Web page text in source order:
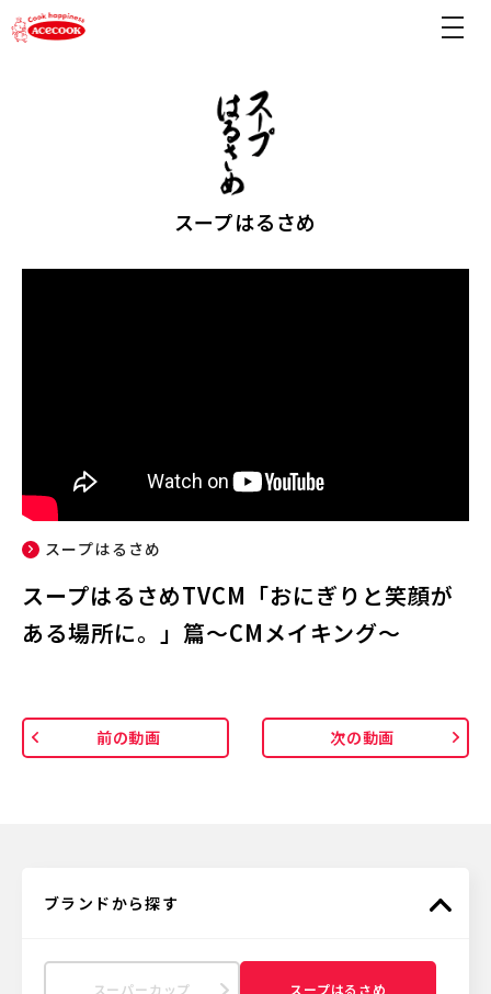
スープはるさめ
スープはるさめ
スープはるさめTVCM「おにぎりと笑顔が
ある場所に。」篇〜CMメイキング〜
前の動画 次の動画
ブランドから探す
スーパーカップ スープはるさめ